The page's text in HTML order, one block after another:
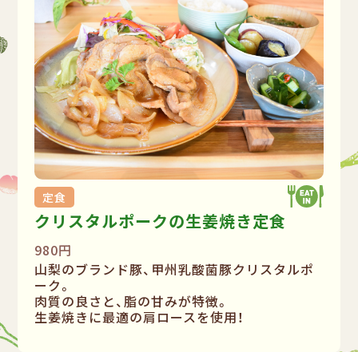
定食
クリスタルポークの生姜焼き定食
980円
山梨のブランド豚、甲州乳酸菌豚クリスタルポ
ーク。
肉質の良さと、脂の甘みが特徴。
生姜焼きに最適の肩ロースを使用！